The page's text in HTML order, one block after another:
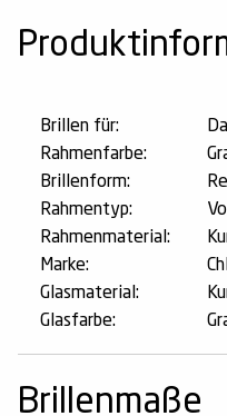
Brillen für:
Rahmenfarbe:
Brillenform:
Rahmentyp:
Rahmenmaterial:
Marke:
Glasmaterial:
Glasfarbe:
Brillenmaße